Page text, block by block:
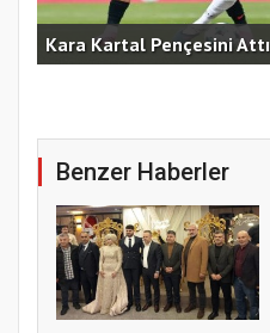
Kara Kartal Pençesini Attı
Benzer Haberler